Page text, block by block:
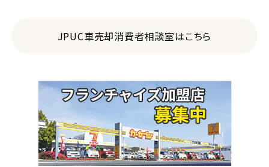
JPUC車売却消費者相談室はこちら